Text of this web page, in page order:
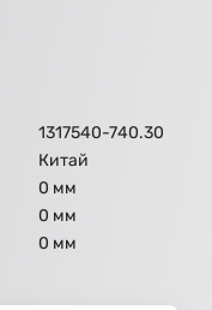
1317540-740.30
Китай
0 мм
0 мм
0 мм